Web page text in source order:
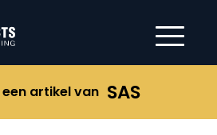
artikel van SAS